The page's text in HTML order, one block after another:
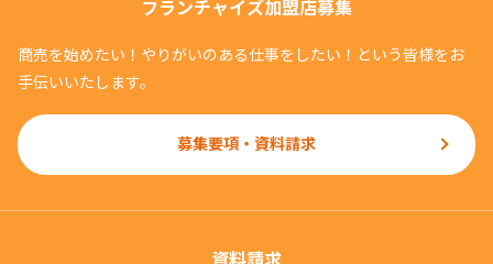
フランチャイズ加盟店募集
商売を始めたい！やりがいのある仕事をしたい！という皆様をお
手伝いいたします。
募集要項・資料請求